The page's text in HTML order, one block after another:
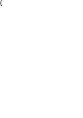
{